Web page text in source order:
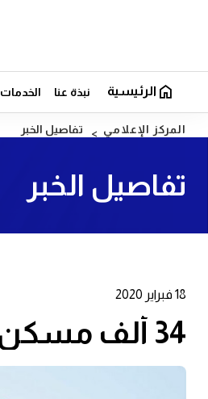
الرئيسية نبذة عنا الخدمات
المركز الإعلامي تفاصيل الخبر
تفاصيل الخبر
18 فبراير 2020
34 ألف مسكن تستفيد من أجهزة ترشيد المياه